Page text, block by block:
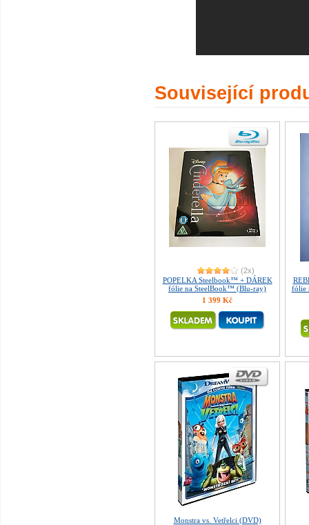
Související
(2x)
POPELKA Steelbook™ + DÁREK
fólie na SteelBook™ (Blu-ray)
1 399 Kč
fólie
Monstra vs. Vetřelci (DVD)